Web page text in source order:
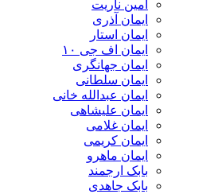
امین ناریت
ایمان آذری
ایمان استار
ایمان اف جی ۱۰
ایمان جهانگری
ایمان سلطانی
ایمان عبدالله خانی
ایمان علیشاهی
ایمان غلامی
ایمان کریمی
ایمان ماهرو
بابک ارجمند
بابک جاهدی